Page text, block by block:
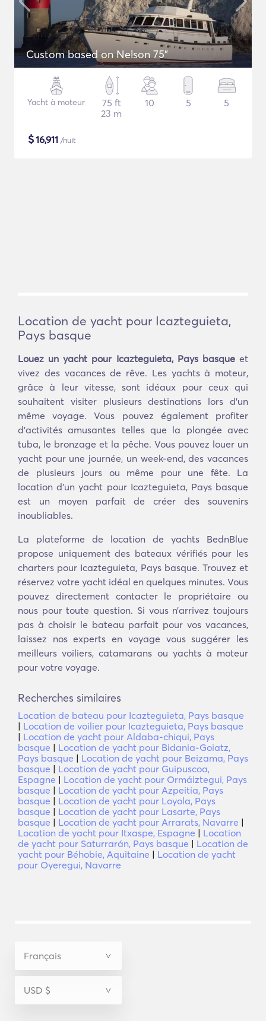
Custom based on Nelson 75"
Yacht à moteur
75 ft
23 m
10 5 5
$16,911 /nuit
Location de yacht pour Icazteguieta,
Pays basque
Louez un yacht pour Icazteguieta, Pays basqueet
vivez des vacances de rêve. Les yachts à moteur,
grâce à leur vitesse, sont idéaux pour ceux qui
souhaitent visiter plusieurs destinations lors d'un
même voyage. Vous pouvez également profiter
d'activités amusantes telles que la plongée avec
tuba, le bronzage et la pêche. Vous pouvez louer un
yacht pour une journée, un week-end, des vacances
de plusieurs jours ou même pour une fête. La
location d'un yacht pour Icazteguieta, Pays basque
est un moyen parfait de créer des souvenirs
inoubliables.
La plateforme de location de yachts BednBlue
propose uniquement des bateaux vérifiés pour les
charters pour Icazteguieta, Pays basque. Trouvez et
réservez votre yacht idéal en quelques minutes. Vous
pouvez directement contacter le propriétaire ou
nous pour toute question. Si vous n’arrivez toujours
pas à choisir le bateau parfait pour vos vacances,
laissez nos experts en voyage vous suggérer les
meilleurs voiliers, catamarans ou yachts à moteur
pour votre voyage.
Recherches similaires
Location de bateau pour Icazteguieta, Pays basque
| Location de voilier pour Icazteguieta, Pays basque
| Location de yacht pour Aldaba-chiqui, Pays
basque | Location de yacht pour Bidania-Goiatz,
Pays basque | Location de yacht pour Beizama, Pays
basque | Location de yacht pour Guipuscoa,
Espagne | Location de yacht pour Ormáiztegui, Pays
basque | Location de yacht pour Azpeitia, Pays
basque | Location de yacht pour Loyola, Pays
basque | Location de yacht pour Lasarte, Pays
basque | Location de yacht pour Arrarats, Navarre |
Location de yacht pour Itxaspe, Espagne | Location
de yacht pour Saturrarán, Pays basque | Location de
yacht pour Béhobie, Aquitaine | Location de yacht
pour Oyeregui, Navarre